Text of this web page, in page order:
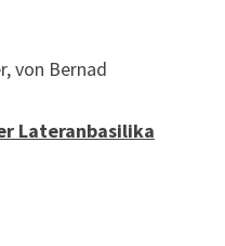
von Bernad
Lateranbasilika